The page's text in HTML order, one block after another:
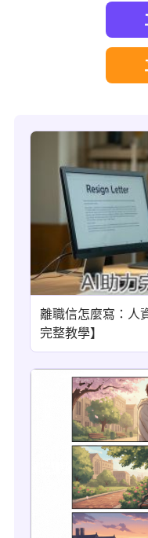
離職信怎麼寫：人
完整教學】